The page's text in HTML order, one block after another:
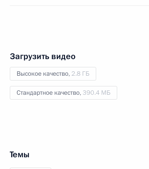
Загрузить видео
Высокое качество, 2.8 ГБ
Стандартное качество, 390.4 МБ
Темы